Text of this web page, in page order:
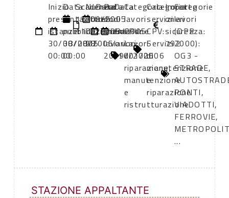
Inizio
presentazione
istanze:
30/08/2005
00:00
Data
di
pubblicazione:
30/08/2005
00:00
Scadenza:
15/09/2005
11:00
Numero
atto:
Determinazione
98
Data
atto:
29/08/2005
Data
di
inizio
lavori:
20/10/2005
Data
di
fine
lavori:
19/01/2006
Categoria
lavori
CPV:
Lavori
di
riparazione,
manutenzione
e
ristrutturazione
Categoria
servizi
CPV:
Servizi
di
manutenzione
e
riparazione
Importo
oneri
sicurezza:
792
Categorie
lavori
(DPR
2000):
OG3 -
STRADE,
PONTI,
VIADOTTI,
FERROVIE,
...
STAZIONE APPALTANTE